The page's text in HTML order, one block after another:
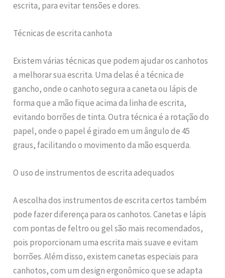
escrita, para evitar tensões e dores.
Técnicas de escrita canhota
Existem várias técnicas que podem ajudar os canhotos
a melhorar sua escrita. Uma delas é a técnica de
gancho, onde o canhoto segura a caneta ou lápis de
forma que a mão fique acima da linha de escrita,
evitando borrões de tinta. Outra técnica é a rotação do
papel, onde o papel é girado em um ângulo de 45
graus, facilitando o movimento da mão esquerda.
O uso de instrumentos de escrita adequados
A escolha dos instrumentos de escrita certos também
pode fazer diferença para os canhotos. Canetas e lápis
com pontas de feltro ou gel são mais recomendados,
pois proporcionam uma escrita mais suave e evitam
borrões. Além disso, existem canetas especiais para
canhotos, com um design ergonômico que se adapta